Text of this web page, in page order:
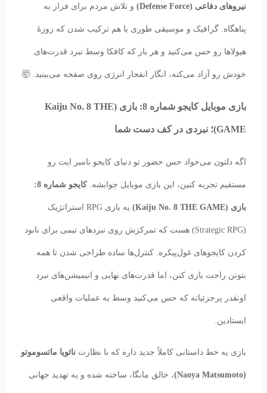
نیروهای دفاعی (Defense Force) و تلاش مردم برای فرار به
پناهگاه. گرافیک و موسیقی طوری با هم ترکیب شدن که زوزهٔ
هیولاها رو حس می‌کنید و هر بار که کافکا وسط نبرد قدرت‌های
خودش رو آزاد می‌کنه، انگار انفجار انرژی روی صفحه می‌بینید. 🤯
بازی موبایل کایجو شماره 8: بازی (Kaiju No. 8 THE
GAME)؛ نبردی در کف دست شما
اگه دلتون می‌خواد حس حضور تو دنیای کایجو نامبر ایت رو
مستقیم تجربه کنین، این بازی موبایل جوابشه. کایجو شماره 8:
بازی (Kaiju No. 8 THE GAME) یه بازی RPG استراتژیک
(Strategic RPG) هست که تمرکزش روی نبردهای تیمی برای نابود
کردن کایجوهای غول‌پیکره. کنترل‌ها ساده طراحی شدن تا همه
بتونن راحت بازی کنن، اما قدرت‌های نهایی و انیمیشن‌های نبرد
اونقدر پرجزئیاته که حس می‌کنید وسط یه عملیات واقعی
ایستادین.
بازی یه خط داستانی کاملاً جدید داره که با نظارت نائویا ماتسوموتو
(Naoya Matsumoto) ، خالق مانگا، ساخته شده و یه تهدید جهانی